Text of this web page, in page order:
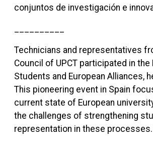
conjuntos de investigación e
__________
Technicians and representatives
Council of UPCT participated in
Students and European Alliances,
This pioneering event in Spain
current state of European
the challenges of strengthening
representation in these processes.